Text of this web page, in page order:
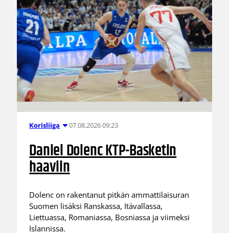
Korisliiga 07.08.2026 09:23
Daniel Dolenc KTP-Basketin
haaviin
Dolenc on rakentanut pitkän ammattilaisuran
Suomen lisäksi Ranskassa, Itävallassa,
Liettuassa, Romaniassa, Bosniassa ja viimeksi
Islannissa.